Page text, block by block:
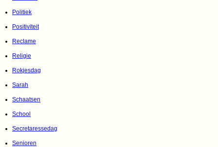
Politiek
Positiviteit
Reclame
Religie
Rokjesdag
Sarah
Schaatsen
School
Secretaressedag
Senioren